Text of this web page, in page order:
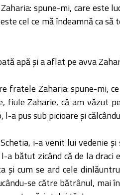
spune-mi, care este
cel ce mă îndeamnă ca
apă şi a aflat pe avva
fratele Zaharia: spune-mi,
fiule Zaharie, că am văzut
l-a pus sub picioare şi
i-a venit lui vedenie
a bătut zicând că de la
şi cum se ard cele
se către bătrânul, mai